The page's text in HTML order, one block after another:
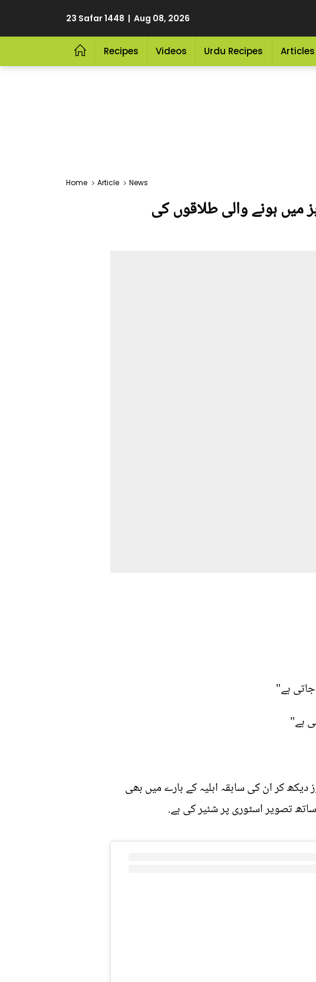
23 Safar 1448 | Aug 08, 2026
Recipes Videos Urdu Recipes Articles
Home Article News
میں ہونے والی طلاقوں کی
ہے"
ہے"
کر ان کی سابقہ اہلیہ کے بارے میں بھی
تصویر اسٹوری پر شئیر کی ہے.